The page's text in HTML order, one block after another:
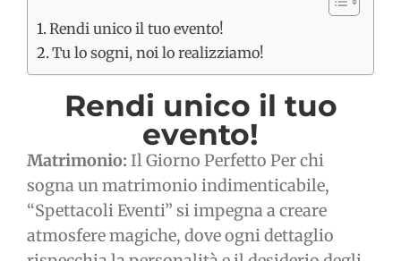
Rendi unico il tuo evento!
Tu lo sogni, noi lo realizziamo!
Rendi unico il tuo
evento!
Matrimonio: Il Giorno Perfetto Per chi
sogna un matrimonio indimenticabile,
“Spettacoli Eventi” si impegna a creare
atmosfere magiche, dove ogni dettaglio